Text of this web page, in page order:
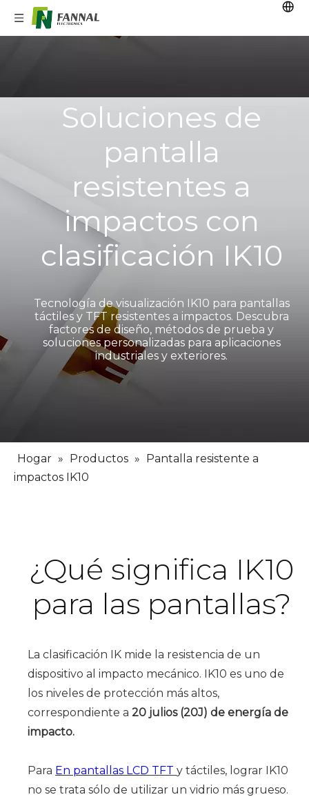
Soluciones de
pantalla
resistentes a
impactos con
clasificación IK10
Tecnología de visualización IK10 para pantallas
táctiles y TFT resistentes a impactos. Descubra
factores de diseño, métodos de prueba y
soluciones personalizadas para aplicaciones
industriales y exteriores.
Hogar » Productos » Pantalla resistente a
impactos IK10
¿Qué significa IK10
para las pantallas?
La clasificación IK mide la resistencia de un
dispositivo al impacto mecánico. IK10 es uno de
los niveles de protección más altos,
correspondiente a 20 julios (20J) de energía de
impacto.
Para En pantallas LCD TFT y táctiles, lograr IK10
no se trata sólo de utilizar un vidrio más grueso.